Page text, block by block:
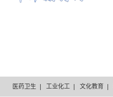
医药卫生 工业化工 文化教育